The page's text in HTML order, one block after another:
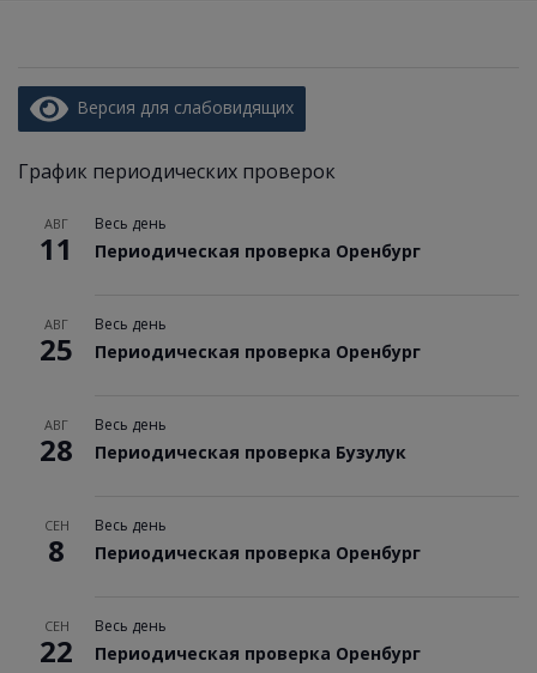
Версия для слабовидящих
График периодических проверок
АВГ
11
Весь день
Периодическая проверка Оренбург
АВГ
25
Весь день
Периодическая проверка Оренбург
АВГ
28
Весь день
Периодическая проверка Бузулук
СЕН
8
Весь день
Периодическая проверка Оренбург
СЕН
22
Весь день
Периодическая проверка Оренбург